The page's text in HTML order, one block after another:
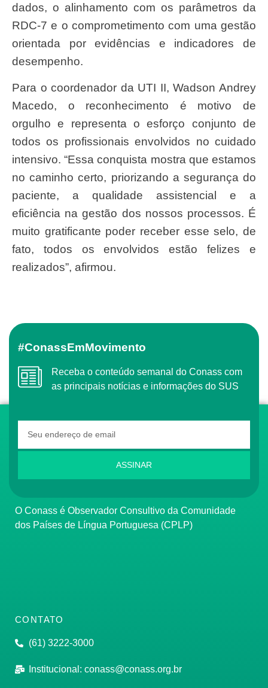
dados, o alinhamento com os parâmetros da
RDC-7 e o comprometimento com uma gestão
orientada por evidências e indicadores de
desempenho.
Para o coordenador da UTI II, Wadson Andrey
Macedo, o reconhecimento é motivo de
orgulho e representa o esforço conjunto de
todos os profissionais envolvidos no cuidado
intensivo. “Essa conquista mostra que estamos
no caminho certo, priorizando a segurança do
paciente, a qualidade assistencial e a
eficiência na gestão dos nossos processos. É
muito gratificante poder receber esse selo, de
fato, todos os envolvidos estão felizes e
realizados”, afirmou.
#ConassEmMovimento
Receba o conteúdo semanal do Conass com
as principais notícias e informações do SUS
ASSINAR
O Conass é Observador Consultivo da Comunidade
dos Países de Língua Portuguesa (CPLP)
CONTATO
(61) 3222-3000
Institucional: conass@conass.org.br